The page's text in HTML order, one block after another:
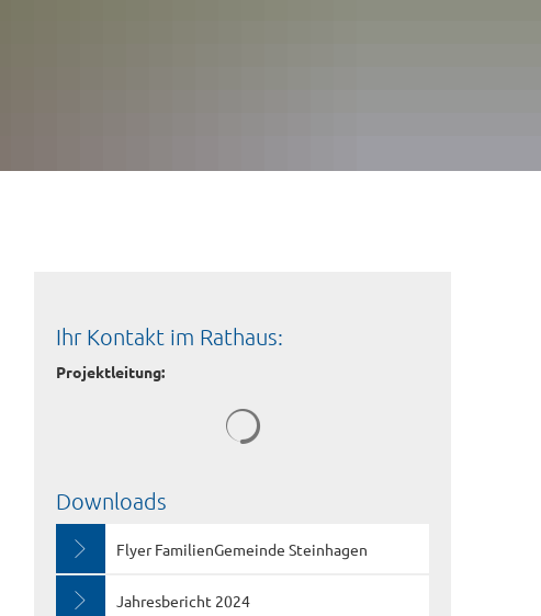
Ihr Kontakt im Rathaus:
Projektleitung:
Downloads
Flyer FamilienGemeinde Steinhagen
Jahresbericht 2024